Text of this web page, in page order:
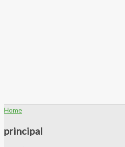
Home
principal